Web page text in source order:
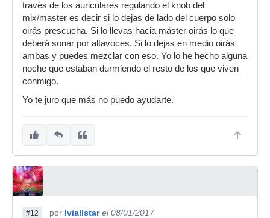
través de los auriculares regulando el knob del
mix/master es decir si lo dejas de lado del cuerpo solo
oirás prescucha. Si lo llevas hacia máster oirás lo que
deberá sonar por altavoces. Si lo dejas en medio oirás
ambas y puedes mezclar con eso. Yo lo he hecho alguna
noche que estaban durmiendo el resto de los que viven
conmigo.
Yo te juro que más no puedo ayudarte.
#12 por Iviallstar el 08/01/2017